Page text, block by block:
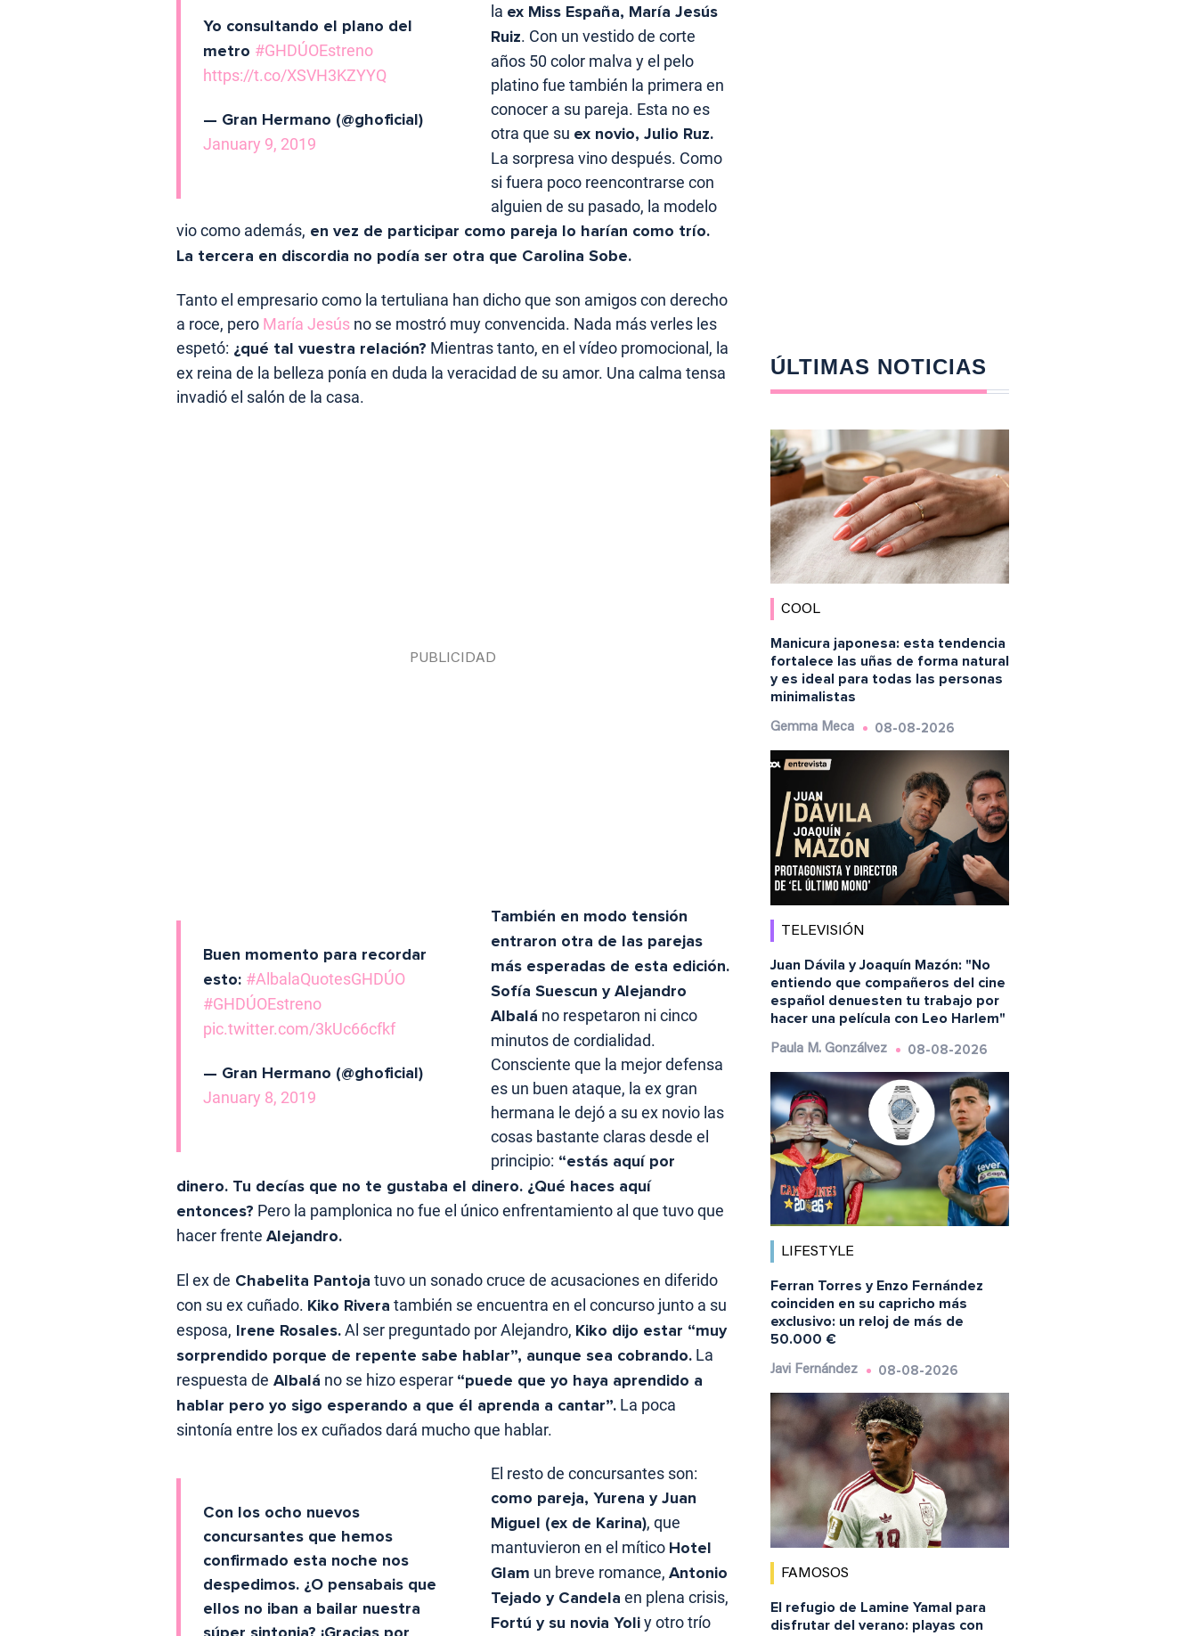
Yo consultando el plano del
metro #GHDÚOEstreno
https://t.co/XSVH3KZYYQ
— Gran Hermano (@ghoficial)
January 9, 2019
la ex Miss España, María Jesús
Ruiz. Con un vestido de corte
años 50 color malva y el pelo
platino fue también la primera en
conocer a su pareja. Esta no es
otra que su ex novio, Julio Ruz.
La sorpresa vino después. Como
si fuera poco reencontrarse con
alguien de su pasado, la modelo
vio como además, en vez de participar como pareja lo harían como trío.
La tercera en discordia no podía ser otra que Carolina Sobe.
Tanto el empresario como la tertuliana han dicho que son amigos con derecho
a roce, pero María Jesús no se mostró muy convencida. Nada más verles les
espetó: ¿qué tal vuestra relación? Mientras tanto, en el vídeo promocional, la
ex reina de la belleza ponía en duda la veracidad de su amor. Una calma tensa
invadió el salón de la casa.
Buen momento para recordar
esto: #AlbalaQuotesGHDÚO
#GHDÚOEstreno
pic.twitter.com/3kUc66cfkf
— Gran Hermano (@ghoficial)
January 8, 2019
También en modo tensión
entraron otra de las parejas
más esperadas de esta edición.
Sofía Suescun y Alejandro
Albalá no respetaron ni cinco
minutos de cordialidad.
Consciente que la mejor defensa
es un buen ataque, la ex gran
hermana le dejó a su ex novio las
cosas bastante claras desde el
principio: “estás aquí por
dinero. Tu decías que no te gustaba el dinero. ¿Qué haces aquí
entonces? Pero la pamplonica no fue el único enfrentamiento al que tuvo que
hacer frente Alejandro.
El ex de Chabelita Pantoja tuvo un sonado cruce de acusaciones en diferido
con su ex cuñado. Kiko Rivera también se encuentra en el concurso junto a su
esposa, Irene Rosales.Al ser preguntado por Alejandro, Kiko dijo estar “muy
sorprendido porque de repente sabe hablar”, aunque sea cobrando. La
respuesta de Albalá no se hizo esperar “puede que yo haya aprendido a
hablar pero yo sigo esperando a que él aprenda a cantar”. La poca
sintonía entre los ex cuñados dará mucho que hablar.
Con los ocho nuevos
concursantes que hemos
confirmado esta noche nos
despedimos. ¿O pensabais que
ellos no iban a bailar nuestra
El resto de concursantes son:
como pareja, Yurena y Juan
Miguel (ex de Karina), que
mantuvieron en el mítico Hotel
Glam un breve romance,Antonio
Tejado y Candela en plena crisis,
Fortú y su novia Yoliy otro trío
ÚLTIMAS NOTICIAS
COOL
Manicura japonesa: esta tendencia
fortalece las uñas de forma natural
y es ideal para todas las personas
minimalistas
Gemma Meca 08-08-2026
TELEVISIÓN
Juan Dávila y Joaquín Mazón: "No
entiendo que compañeros del cine
español denuesten tu trabajo por
hacer una película con Leo Harlem"
Paula M. Gonzálvez 08-08-2026
LIFESTYLE
Ferran Torres y Enzo Fernández
coinciden en su capricho más
exclusivo: un reloj de más de
50.000 €
Javi Fernández 08-08-2026
FAMOSOS
El refugio de Lamine Yamal para
disfrutar del verano: playas con